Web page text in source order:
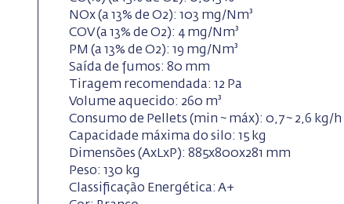
NOx (a 13% de O2): 103 mg/Nm³
COV (a 13% de O2): 4 mg/Nm³
PM (a 13% de O2): 19 mg/Nm³
Saída de fumos: 80 mm
Tiragem recomendada: 12 Pa
Volume aquecido: 260 m³
Consumo de Pellets (min ~ máx): 0,7 ~ 2,6 kg/h
Capacidade máxima do silo: 15 kg
Dimensões (AxLxP): 885x800x281 mm
Peso: 130 kg
Classificação Energética: A+